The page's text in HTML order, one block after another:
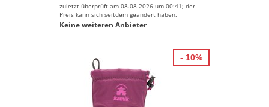
zuletzt überprüft am 08.08.2026 um 00:41; der
Preis kann sich seitdem geändert haben.
Keine weiteren Anbieter
- 10%